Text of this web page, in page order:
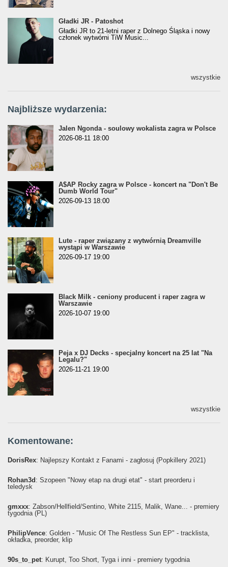
Gładki JR - Patoshot
Gładki JR - Patoshot
Gładki JR to 21-letni raper z Dolnego Śląska i nowy
członek wytwórni TiW Music...
wszystkie
Najbliższe wydarzenia:
Jalen Ngonda - soulowy wokalista zagra w Polsce
2026-08-11 18:00
A$AP Rocky zagra w Polsce - koncert na "Don't Be
Dumb World Tour"
2026-09-13 18:00
Lute - raper związany z wytwórnią Dreamville
wystąpi w Warszawie
2026-09-17 19:00
Black Milk - ceniony producent i raper zagra w
Warszawie
2026-10-07 19:00
Peja x DJ Decks - specjalny koncert na 25 lat "Na
Legalu?"
2026-11-21 19:00
wszystkie
Komentowane:
DorisRex: Najlepszy Kontakt z Fanami - zagłosuj (Popkillery 2021)
Rohan3d : Szopeen "Nowy etap na drugi etat" - start preorderu i
teledysk
gmxxx: Żabson/Hellfield/Sentino, White 2115, Malik, Wane... - premiery
tygodnia (PL)
PhilipVence: Golden - "Music Of The Restless Sun EP" - tracklista,
okładka, preorder, klip
90s_to_pet: Kurupt, Too Short, Tyga i inni - premiery tygodnia